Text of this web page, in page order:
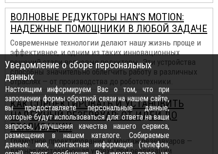
ВОЛНОВЫЕ РЕДУКТОРЫ HAN’S MOTION:
НАДЕЖНЫЕ ПОМОЩНИКИ В ЛЮБОЙ ЗАДАЧЕ
Современные технологии делают нашу жизнь проще и
эффективнее, и одним из таких инновационных
решений стали волновые редукторы. Эти устройства
способны значительно облегчить работу в различных
отраслях — от производства до робототехники.
КАК СПРОЕКТИРОВАТЬ И УСТАНОВИТЬ
НАДЕЖНЫЙ РЕЗЕРВУАР: ОТ ИДЕИ ДО
РЕАЛИЗАЦИИ
Грамотное проектирование и монтаж резервуаров —
важная составляющая успеха при реализации
Уведомление о сборе персональных
данных
Настоящим информируем Вас о том, что при
заполнении формы обратной связи на нашем сайте,
вы предоставляете персональные данные,
которые будут использоваться для: ответа на ваши
запросы, улучшения качества нашего сервиса,
размещения в нашем каталоге. Собираемые
данные: имя, контактная информация (телефон,